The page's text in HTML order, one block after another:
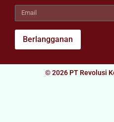
Berlangganan
© 2026 PT Revolusi